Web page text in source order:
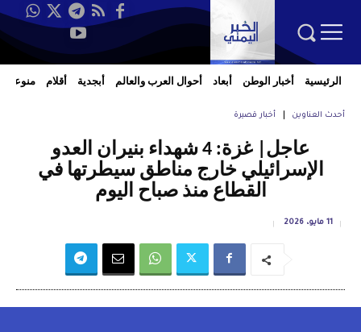
الرئيسية أخبار الوطن أبعاد أحوال العرب والعالم أبجدية أقلام منوعات
أحدث العناوين أخبار قصيرة
عاجل| غزة: 4 شهداء بنيران العدو
الإسرائيلي خارج مناطق سيطرتها في
القطاع منذ صباح اليوم
11 مايو، 2026